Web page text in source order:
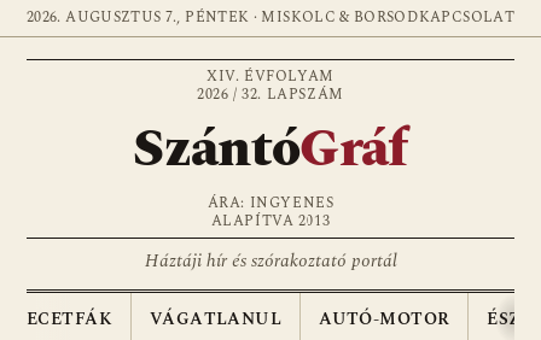
2026. AUGUSZTUS 7., PÉNTEK · MISKOLC & BORSODKAPCSOLAT
XIV. ÉVFOLYAM
2026 / 32. LAPSZÁM
SzántóGráf
ÁRA: INGYENES
ALAPÍTVA 2013
Háztáji hír és szórakoztató portál
ECETFÁK VÁGATLANUL AUTÓ-MOTOR